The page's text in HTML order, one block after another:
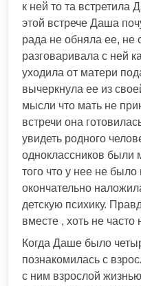
к ней то та встретила
этой встрече Даша
рада не обняла ее, не
разговаривала с ней
уходила от матери
вычеркнула ее из
мысли что мать не
встречи она
увидеть родного
одноклассников
того что у нее не
окончательно
детскую психику.
вместе , хоть не часто
Когда Даше было
познакомилась с
с ним взрослой